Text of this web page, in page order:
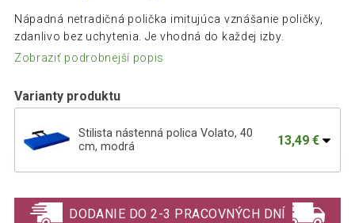
Nápadná netradičná polička imitujúca vznášanie poličky,
zdanlivo bez uchytenia. Je vhodná do každej izby.
Zobraziť podrobnejší popis
Varianty produktu
Stilista nástenná polica Volato, 40
cm, modrá
13,49 €
modrá 110 cm
DODANIE DO 2-3 PRACOVNÝCH DNÍ